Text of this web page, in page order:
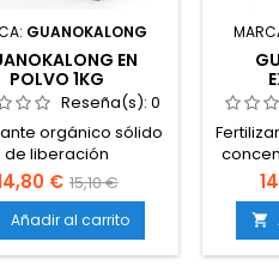
GUANOKALONG
EN
POLVO 1KG
Reseña(s): 0
orgánico sólido
de liberación
de guano
% natural de
en fósforo,
magnesio y
la
€ 15,10 €
Añadir al carrito 